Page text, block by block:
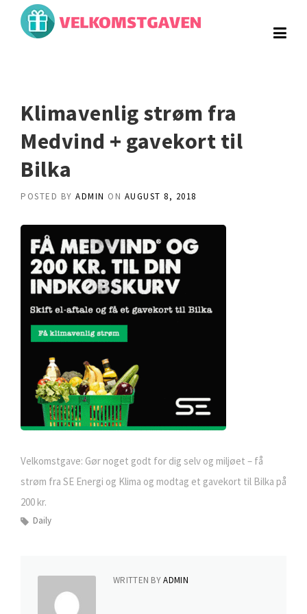
content
Klimavenlig strøm fra
Medvind + gavekort til
Bilka
POSTED BY ADMIN ON AUGUST 8, 2018
Velkomstgave: Gør noget godt for dig selv og miljøet – få
strøm fra SE Energi og Klima og modtag et gavekort til Bilka på
200 kr.
Daily
WRITTEN BYADMIN